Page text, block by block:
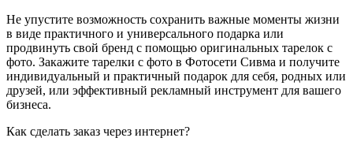
Не упустите возможность сохранить важные моменты жизни
в виде практичного и универсального подарка или
продвинуть свой бренд с помощью оригинальных тарелок с
фото. Закажите тарелки с фото в Фотосети Сивма и получите
индивидуальный и практичный подарок для себя, родных или
друзей, или эффективный рекламный инструмент для вашего
бизнеса.
Как сделать заказ через интернет?